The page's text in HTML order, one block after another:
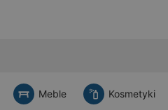
Meble Kosmetyki